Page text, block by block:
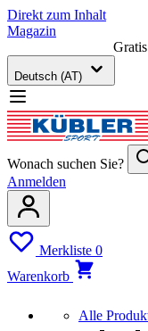
Direkt zum Inhalt
Magazin
Deutsch (AT)
Wonach suchen Sie?
Anmelden
Merkliste 0
Warenkorb
Alle